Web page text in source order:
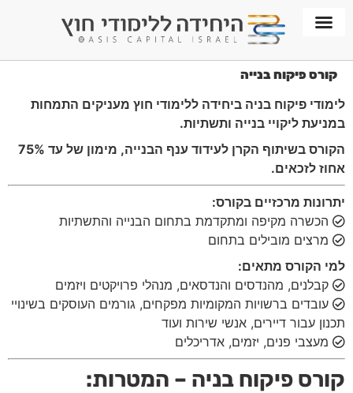
קורס פיקוח בנייה
לימודי פיקוח בניה ביחידה ללימודי חוץ מעניקים התמחות
במניעת ליקויי בנייה ותשתיות.
הקורס בשיתוף הקרן לעידוד ענף הבנייה, מימון של עד 75%
אחוז לזכאים.
יתרונות מרכזיים בקורס:
הכשרה מקיפה ומתקדמת בתחום הבנייה והתשתיות
מרצים מובילים בתחום
למי הקורס מתאים:
קבלנים, מהנדסים והנדסאים, מנהלי פרויקטים ויזמים
עובדים ברשויות המקומיות מפקחים, גורמים העוסקים בשינויי
תכנון עבור דיירים, אנשי שירות ועוד
מעצבי פנים, יזמים, אדריכלים
קורס פיקוח בניה – המטרות: